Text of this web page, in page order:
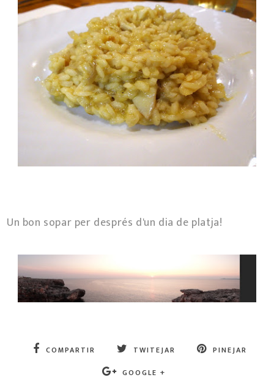
Un bon sopar per després d'un dia de platja!
COMPARTIR TWITEJAR
PINEJAR
GOOGLE +